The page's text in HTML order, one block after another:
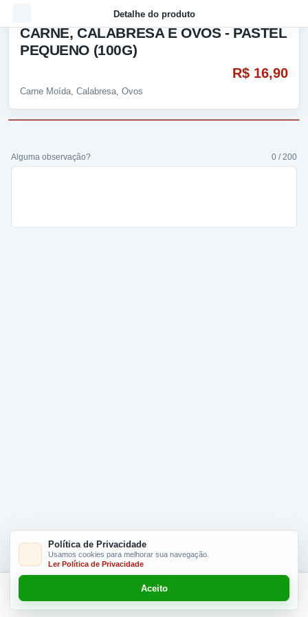
Detalhe do produto
CARNE, CALABRESA E OVOS - PASTEL
PEQUENO (100G)
Carne Moída, Calabresa, Ovos
R$ 16,90
Adicionar R$ 16.90
Alguma observação? 0 / 200
Política de Privacidade
Usamos cookies para melhorar sua navegação.
Ler Política de Privacidade
Aceito